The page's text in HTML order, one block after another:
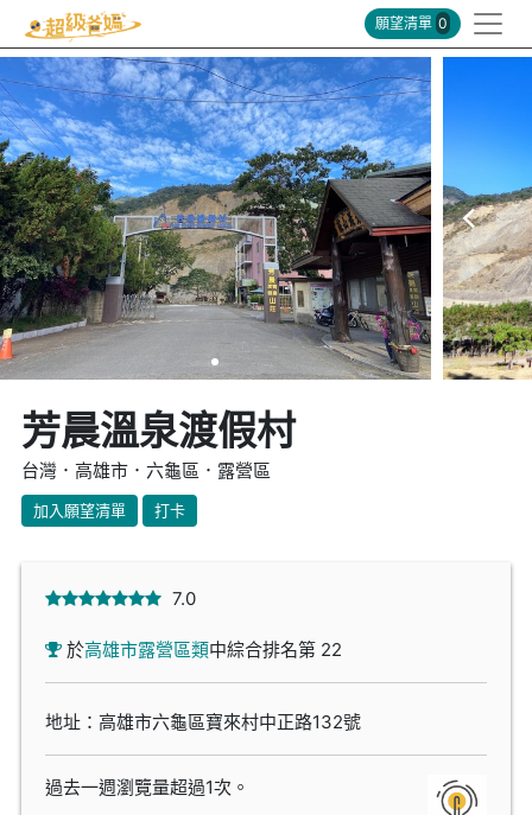
願望清單 0
芳晨溫泉渡假村
台灣．高雄市．六龜區．露營區
加入願望清單 打卡
7.0
於高雄市露營區類中綜合排名第 22
地址：高雄市六龜區寶來村中正路132號
過去一週瀏覽量超過1次。